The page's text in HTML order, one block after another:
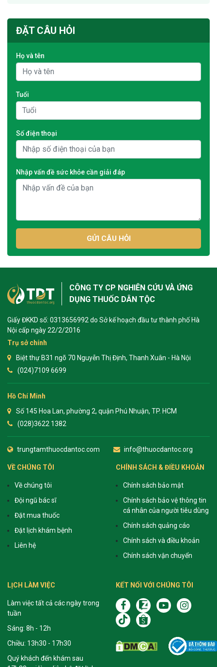
ĐẶT CÂU HỎI
Họ và tên
Tuổi
Số điện thoại
Nhập vấn đề sức khỏe cần giải đáp
GỬI CÂU HỎI
CÔNG TY CP NGHIÊN CỨU VÀ ỨNG
DỤNG THUỐC DÂN TỘC
Giấy ĐKKD số: 0313656992 do Sở kế hoạch đầu tư thành phố Hà
Nội cấp ngày 22/2/2016
Trụ sở chính
Biệt thự B31 ngõ 70 Nguyễn Thị Định, Thanh Xuân - Hà Nội
(024)7109 6699
Hồ Chí Minh
Số 145 Hoa Lan, phường 2, quận Phú Nhuận, TP. HCM
(028)3622 1382
trungtamthuocdantoc.com info@thuocdantoc.org
VỀ CHÚNG TÔI
Về chúng tôi
Đội ngũ bác sĩ
Đặt mua thuốc
Đặt lịch khám bệnh
Liên hệ
CHÍNH SÁCH & ĐIỀU KHOẢN
Chính sách bảo mật
Chính sách bảo vệ thông tin
cá nhân của người tiêu dùng
Chính sách quảng cáo
Chính sách và điều khoản
Chính sách vận chuyển
LỊCH LÀM VIỆC
Làm việc tất cả các ngày trong
tuần
Sáng: 8h - 12h
Chiều: 13h30 - 17h30
Quý khách đến khám sau
KẾT NỐI VỚI CHÚNG TÔI